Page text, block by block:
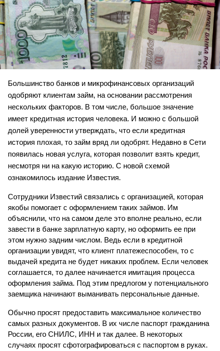
Большинство банков и микрофинансовых организаций
одобряют клиентам займ, на основании рассмотрения
нескольких факторов. В том числе, большое значение
имеет кредитная история человека. И можно с большой
долей уверенности утверждать, что если кредитная
история плохая, то займ вряд ли одобрят. Недавно в Сети
появилась новая услуга, которая позволит взять кредит,
несмотря ни на какую историю. С новой схемой
ознакомилось издание Известия.
Сотрудники Известий связались с организацией, которая
якобы помогает с оформлением таких займов. Им
объяснили, что на самом деле это вполне реально, если
завести в банке зарплатную карту, но оформить ее при
этом нужно задним числом. Ведь если в кредитной
организации увидят, что клиент платежеспособен, то с
выдачей кредита не будет никаких проблем. Если человек
соглашается, то далее начинается имитация процесса
оформления займа. Под этим предлогом у потенциального
заемщика начинают выманивать персональные данные.
Обычно просят предоставить максимальное количество
самых разных документов. В их числе паспорт гражданина
России, его СНИЛС, ИНН и так далее. В некоторых
случаях просят сфотографироваться с паспортом в руках.